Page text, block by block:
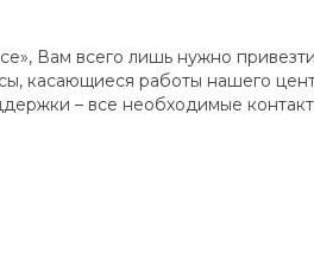
Вам всего лишь нужно
касающиеся работы нашего
– все необходимые